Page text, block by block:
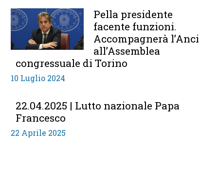
Pella presidente
facente funzioni.
Accompagnerà l’Anci
all’Assemblea
congressuale di Torino
10 Luglio 2024
22.04.2025 | Lutto nazionale Papa
Francesco
22 Aprile 2025